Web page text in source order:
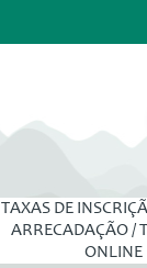
TAXAS DE
ARRECADAÇÃO /
ONLINE